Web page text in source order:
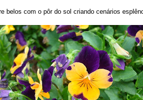
belos com o pôr do sol criando cenários